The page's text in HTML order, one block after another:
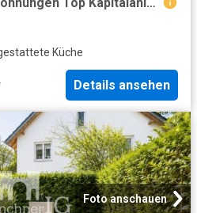
Architektengeplante Wohnungen Top Kapitalanlage WG geeignet
Küche
Details ansehen
Foto anschauen